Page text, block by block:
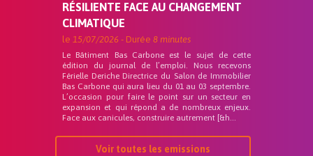
RÉSILIENTE FACE AU CHANGEMENT
CLIMATIQUE
le 15/07/2026 - Durée 8 minutes
Le Bâtiment Bas Carbone est le sujet de cette
édition du journal de l’emploi. Nous recevons
Férielle Deriche Directrice du Salon de Immobilier
Bas Carbone qui aura lieu du 01 au 03 septembre.
L’occasion pour faire le point sur un secteur en
expansion et qui répond a de nombreux enjeux.
Face aux canicules, construire autrement [&h...
Voir toutes les emissions